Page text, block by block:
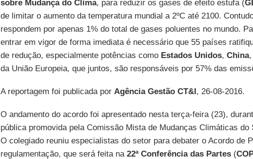
sobre Mudança do Clima, para reduzir os gases de efeito estufa (
de limitar o aumento da temperatura mundial a 2ºC até 2100.
respondem por apenas 1% do total de gases poluentes no mundo.
entrar em vigor de forma imediata é necessário que 55 países
de redução, especialmente potências como Estados Unidos, China,
da União Europeia, que juntos, são responsáveis por 57% das
A reportagem foi publicada por Agência Gestão CT&I, 26-08-2016.
O andamento do acordo foi apresentado nesta terça-feira (23),
pública promovida pela Comissão Mista de Mudanças Climáticas do
O colegiado reuniu especialistas do setor para debater o Acordo de
regulamentação, que será feita na 22ª Conferência das Partes(